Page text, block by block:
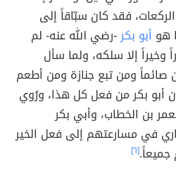
فقد كان سبّاقاً إلى
هو أبو بكر-رضي الله عنه- لم
وخيراً إلا سلكه، ولما سأل
صائماً ومن تبع جنازة ومن أطعم
أبو بكر من فعل كل هذا، ورُوي
بن الخطاب، وأبي بكر
في مسارعتهم إلى فعل الخير
[٦]